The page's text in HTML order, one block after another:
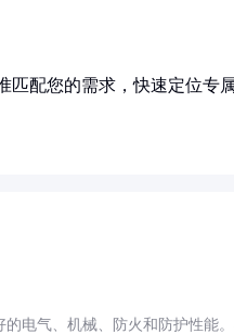
配您的需求，快速定位专
电气、机械、防火和防护性能